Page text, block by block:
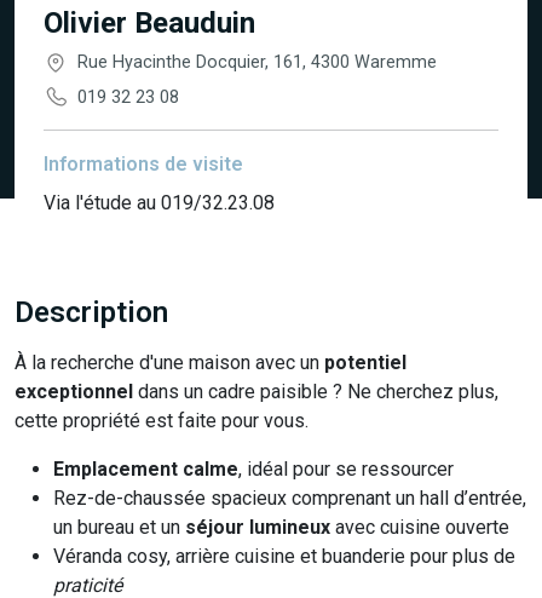
Olivier Beauduin
Rue Hyacinthe Docquier, 161, 4300 Waremme
019 32 23 08
Informations de visite
Via l'étude au 019/32.23.08
Description
À la recherche d'une maison avec un potentiel
exceptionnel dans un cadre paisible ? Ne cherchez plus,
cette propriété est faite pour vous.
Emplacement calme, idéal pour se ressourcer
Rez-de-chaussée spacieux comprenant un hall d’entrée,
un bureau et un séjour lumineux avec cuisine ouverte
Véranda cosy, arrière cuisine et buanderie pour plus de
praticité